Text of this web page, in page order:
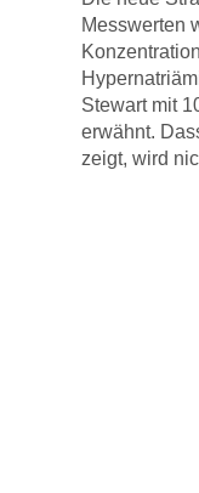
Messwerten
Stewart mit
erwähnt.
zeigt, wird